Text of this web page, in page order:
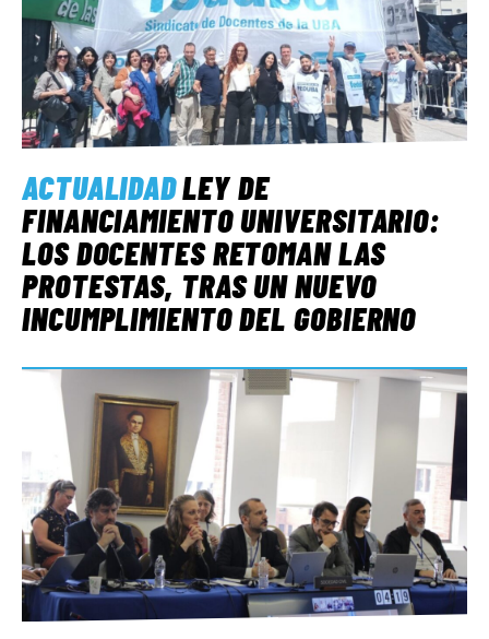
ACTUALIDADLEY DE
FINANCIAMIENTO UNIVERSITARIO:
LOS DOCENTES RETOMAN LAS
PROTESTAS, TRAS UN NUEVO
INCUMPLIMIENTO DEL GOBIERNO